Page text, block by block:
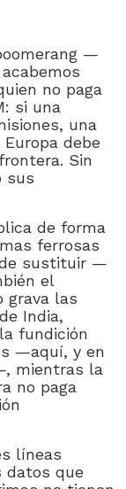
—
no paga
si una
una
debe
Sin
sus
de forma
ferrosas
sustituir —
el
grava las
India,
fundición
—aquí, y en
mientras la
no paga
líneas
datos que